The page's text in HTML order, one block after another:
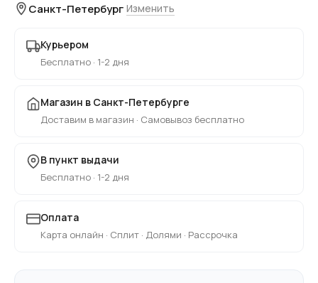
Санкт-Петербург Изменить
Курьером
Бесплатно · 1-2 дня
Магазин в Санкт-Петербурге
Доставим в магазин · Самовывоз бесплатно
В пункт выдачи
Бесплатно · 1-2 дня
Оплата
Карта онлайн · Сплит · Долями · Рассрочка